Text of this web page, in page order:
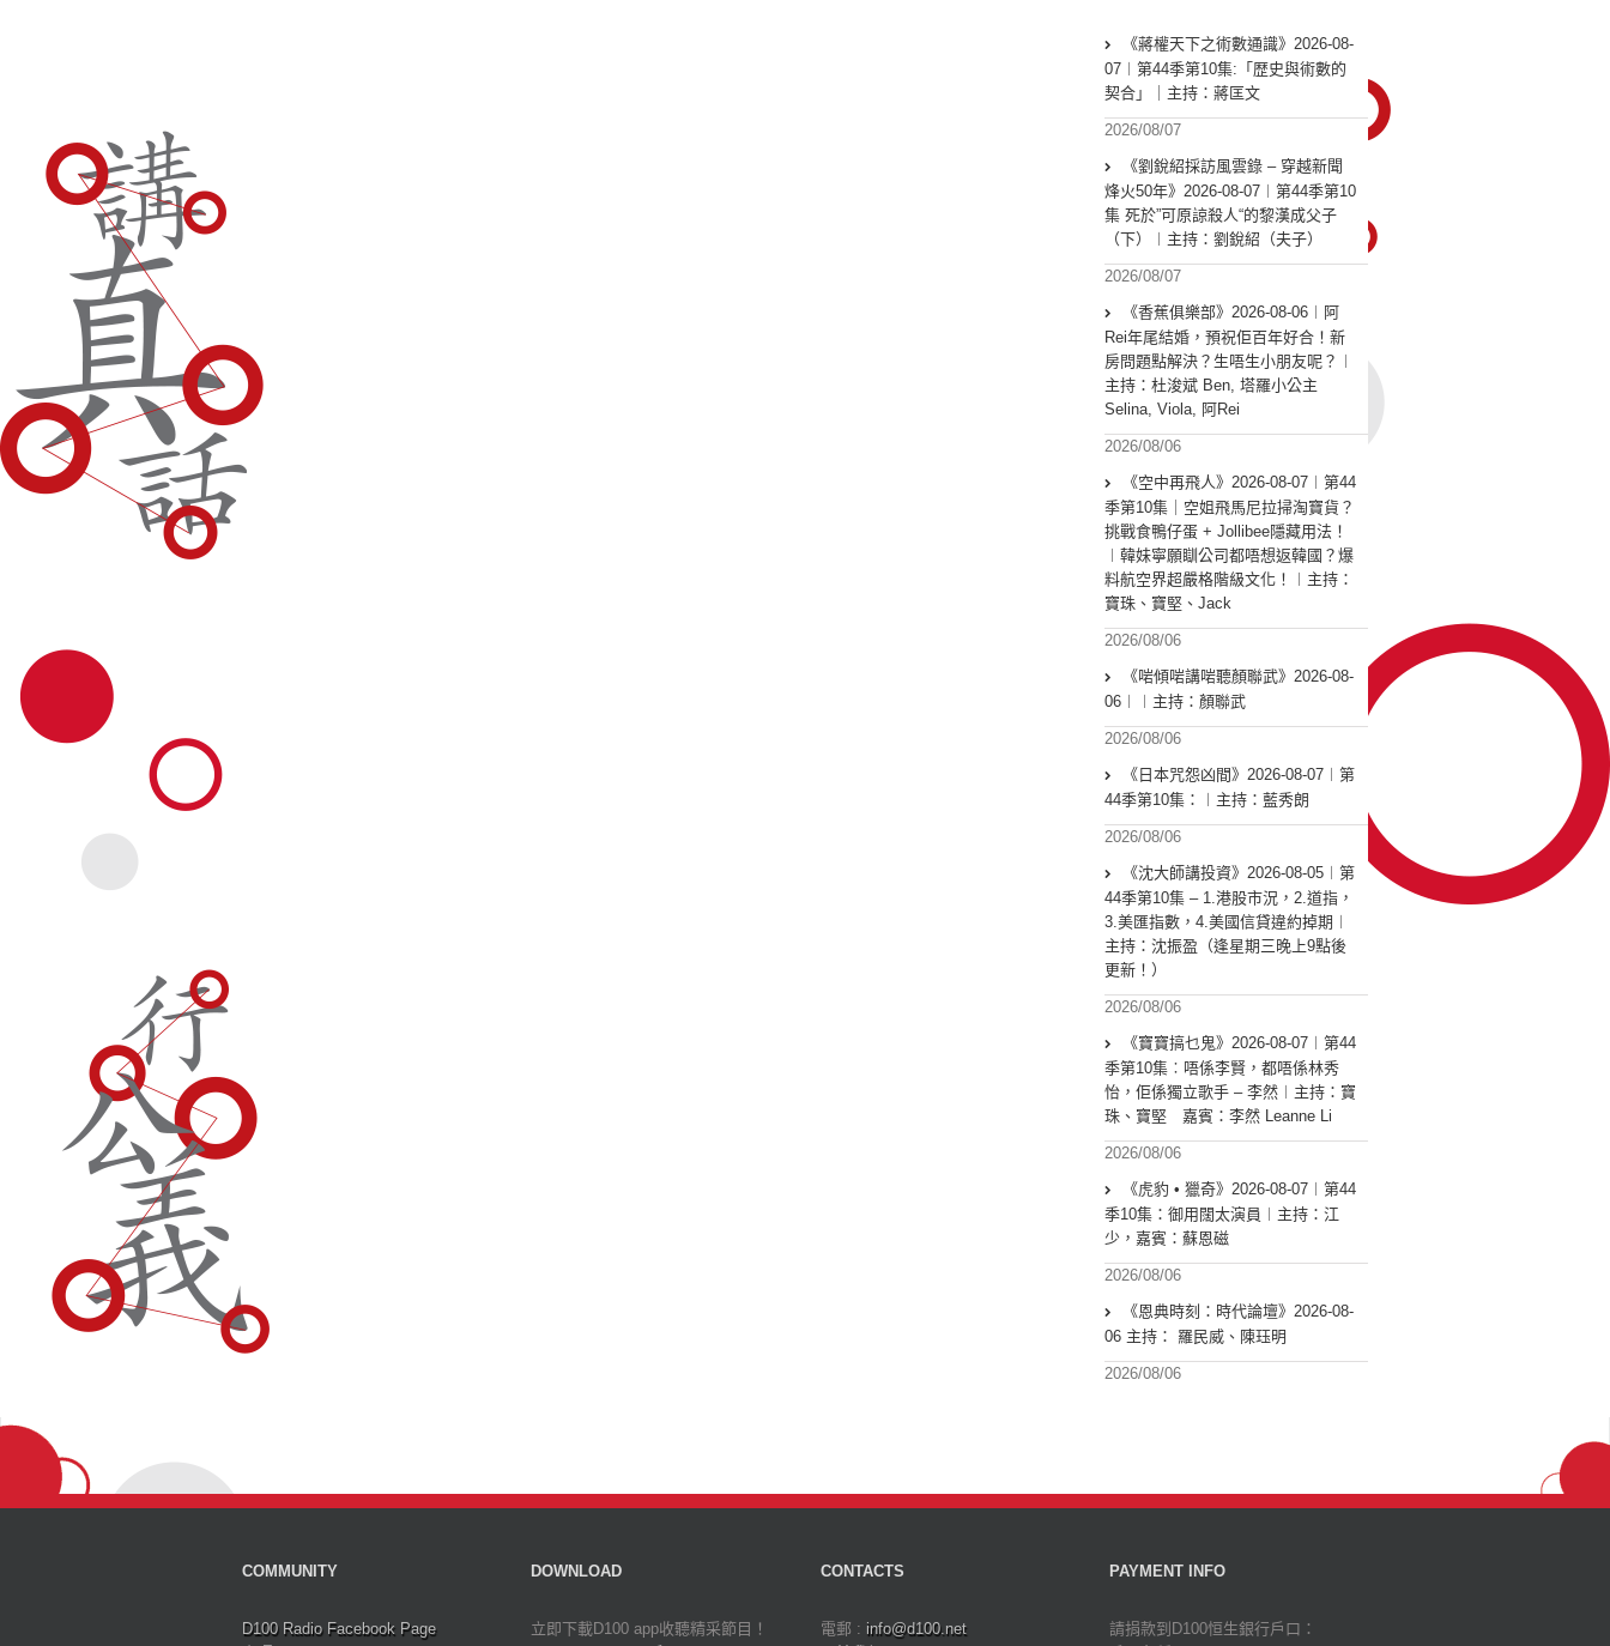
《蔣權天下之術數通識》2026-08-
07︱第44季第10集:「歴史與術數的
契合」｜主持：蔣匡文
2026/08/07
《劉銳紹採訪風雲錄 – 穿越新聞
烽火50年》2026-08-07︱第44季第10
集 死於”可原諒殺人“的黎漢成父子
（下）︱主持：劉銳紹（夫子）
2026/08/07
《香蕉俱樂部》2026-08-06︱阿
Rei年尾結婚，預祝佢百年好合！新
房問題點解決？生唔生小朋友呢？︱
主持：杜浚斌 Ben, 塔羅小公主
Selina, Viola, 阿Rei
2026/08/06
《空中再飛人》2026-08-07︱第44
季第10集｜空姐飛馬尼拉掃淘寶貨？
挑戰食鴨仔蛋 + Jollibee隱藏用法！
︱韓妹寧願瞓公司都唔想返韓國？爆
料航空界超嚴格階級文化！︱主持：
寶珠、寶堅、Jack
2026/08/06
《啱傾啱講啱聽顏聯武》2026-08-
06︱︱主持：顏聯武
2026/08/06
《日本咒怨凶間》2026-08-07︱第
44季第10集：︱主持：藍秀朗
2026/08/06
《沈大師講投資》2026-08-05︱第
44季第10集 – 1.港股市況，2.道指，
3.美匯指數，4.美國信貸違約掉期︱
主持：沈振盈（逢星期三晚上9點後
更新！）
2026/08/06
《寶寶搞乜鬼》2026-08-07︱第44
季第10集︰唔係李賢，都唔係林秀
怡，佢係獨立歌手 – 李然︱主持：寶
珠、寶堅 嘉賓：李然 Leanne Li
2026/08/06
《虎豹 • 獵奇》2026-08-07︱第44
季10集：御用闊太演員︱主持：江
少，嘉賓：蘇恩磁
2026/08/06
《恩典時刻：時代論壇》2026-08-
06 主持： 羅民威、陳珏明
2026/08/06
COMMUNITY
D100 Radio Facebook Page
DOWNLOAD
立即下載D100 app收聽精采節目！
CONTACTS
電郵 : info@d100.net
PAYMENT INFO
請捐款到D100恒生銀行戶口：